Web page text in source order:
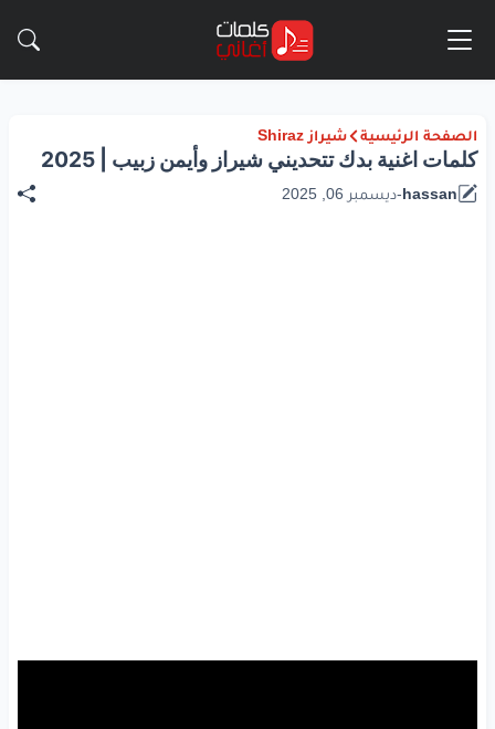
الصفحة الرئيسية شيراز Shiraz
كلمات اغنية بدك تتحديني شيراز وأيمن زبيب | 2025
hassan
-ديسمبر 06, 2025